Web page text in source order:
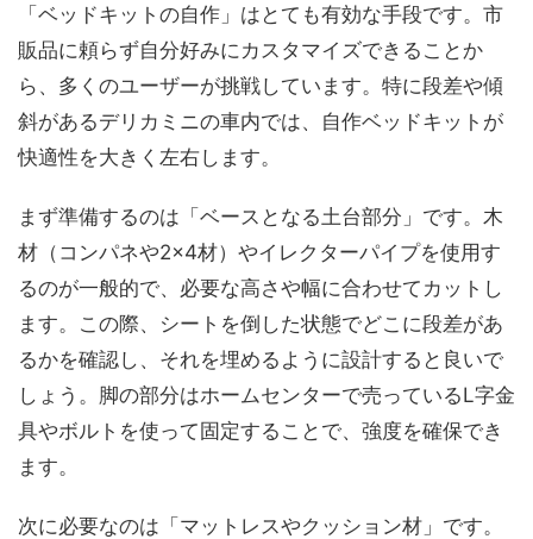
「ベッドキットの自作」はとても有効な手段です。市
販品に頼らず自分好みにカスタマイズできることか
ら、多くのユーザーが挑戦しています。特に段差や傾
斜があるデリカミニの車内では、自作ベッドキットが
快適性を大きく左右します。
まず準備するのは「ベースとなる土台部分」です。木
材（コンパネや2×4材）やイレクターパイプを使用す
るのが一般的で、必要な高さや幅に合わせてカットし
ます。この際、シートを倒した状態でどこに段差があ
るかを確認し、それを埋めるように設計すると良いで
しょう。脚の部分はホームセンターで売っているL字金
具やボルトを使って固定することで、強度を確保でき
ます。
次に必要なのは「マットレスやクッション材」です。